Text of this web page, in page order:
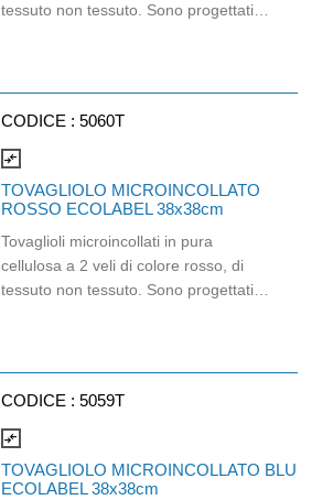
tessuto non tessuto. Sono progettati
Ecolabel ed FSC e idoneo al contatto
alimentare. Dimensioni: 38cm x 38cm.
CODICE : 5060T
compare_arrows
TOVAGLIOLO MICROINCOLLATO
ROSSO ECOLABEL 38x38cm
Tovaglioli microincollati in pura
cellulosa a 2 veli di colore rosso, di
tessuto non tessuto. Sono progettati
Ecolabel, FSC e idoneo al contatto
alimentare. Dimensioni: 38cm x 38cm.
CODICE : 5059T
compare_arrows
TOVAGLIOLO MICROINCOLLATO BLU
ECOLABEL 38x38cm